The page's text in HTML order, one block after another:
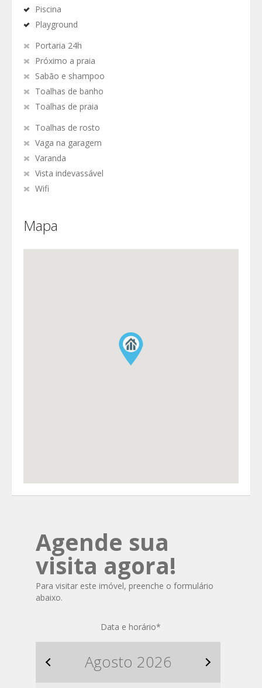
Piscina
Playground
Portaria 24h
Próximo a praia
Sabão e shampoo
Toalhas de banho
Toalhas de praia
Toalhas de rosto
Vaga na garagem
Varanda
Vista indevassável
Wifi
Mapa
Agende sua
visita agora!
Para visitar este imóvel, preenche o formulário
abaixo.
Data e horário*
Agosto 2026